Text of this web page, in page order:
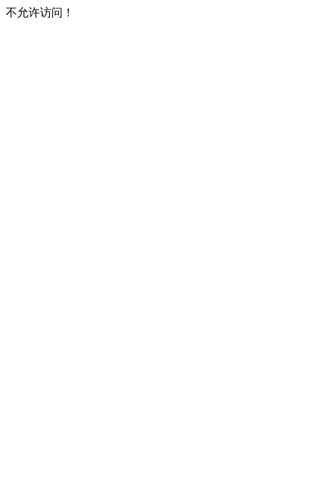
不允许访问！